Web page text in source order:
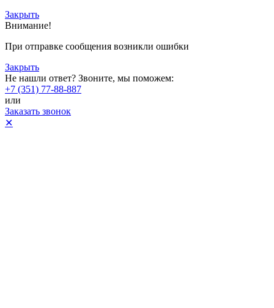
Закрыть
Внимание!
При отправке сообщения возникли ошибки
Закрыть
Не нашли ответ? Звоните, мы поможем:
+7 (351) 77-88-887
или
Заказать звонок
✕